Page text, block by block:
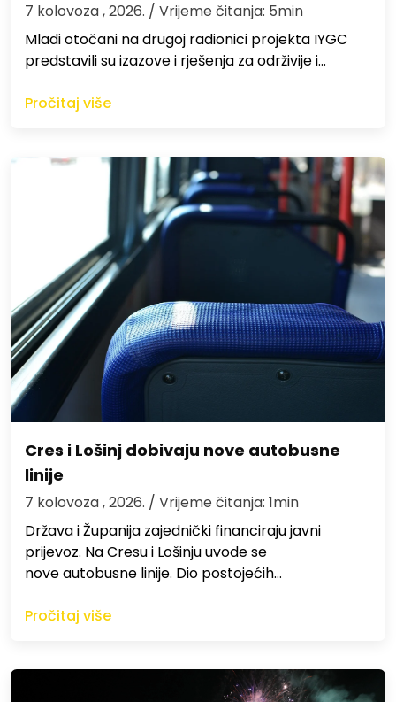
7 kolovoza , 2026. / Vrijeme čitanja: 5min
Mladi otočani na drugoj radionici projekta IYGC
predstavili su izazove i rješenja za održivije i…
Pročitaj više
Cres i Lošinj dobivaju nove autobusne
linije
7 kolovoza , 2026. / Vrijeme čitanja: 1min
Država i Županija zajednički financiraju javni
prijevoz. Na Cresu i Lošinju uvode se
nove autobusne linije. Dio postojećih…
Pročitaj više